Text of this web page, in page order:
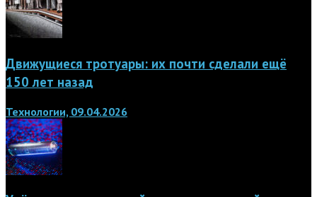
Движущиеся тротуары: их почти сделали ещё
150 лет назад
Технологии, 09.04.2026